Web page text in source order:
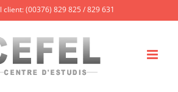
client: (00376) 829 825 / 829 631